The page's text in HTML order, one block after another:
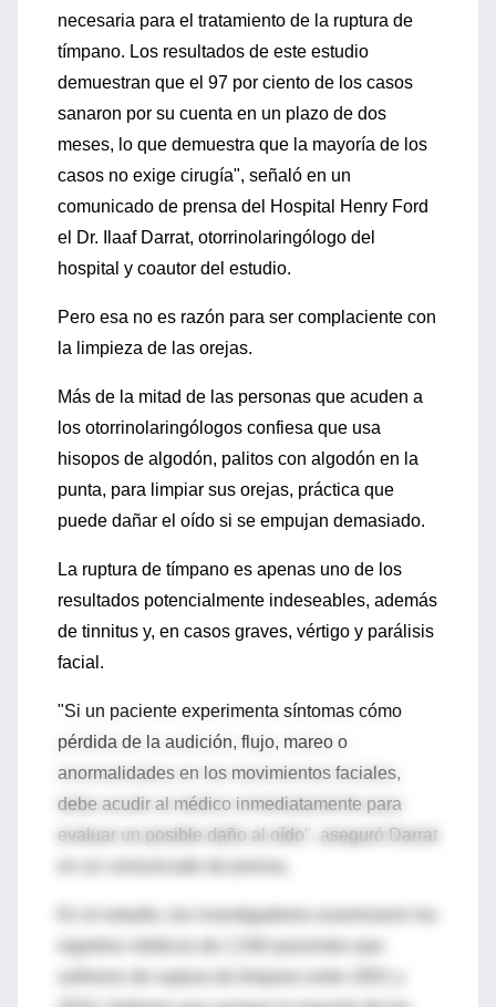
necesaria para el tratamiento de la ruptura de
tímpano. Los resultados de este estudio
demuestran que el 97 por ciento de los casos
sanaron por su cuenta en un plazo de dos
meses, lo que demuestra que la mayoría de los
casos no exige cirugía", señaló en un
comunicado de prensa del Hospital Henry Ford
el Dr. Ilaaf Darrat, otorrinolaringólogo del
hospital y coautor del estudio.
Pero esa no es razón para ser complaciente con
la limpieza de las orejas.
Más de la mitad de las personas que acuden a
los otorrinolaringólogos confiesa que usa
hisopos de algodón, palitos con algodón en la
punta, para limpiar sus orejas, práctica que
puede dañar el oído si se empujan demasiado.
La ruptura de tímpano es apenas uno de los
resultados potencialmente indeseables, además
de tinnitus y, en casos graves, vértigo y parálisis
facial.
"Si un paciente experimenta síntomas cómo
pérdida de la audición, flujo, mareo o
anormalidades en los movimientos faciales,
debe acudir al médico inmediatamente para
evaluar un posible daño al oído", aseguró Darrat
En el estudio, los investigadores examinaron los
registros médicos de 1,540 pacientes que
sufrieron de ruptura de tímpano entre 2001 y